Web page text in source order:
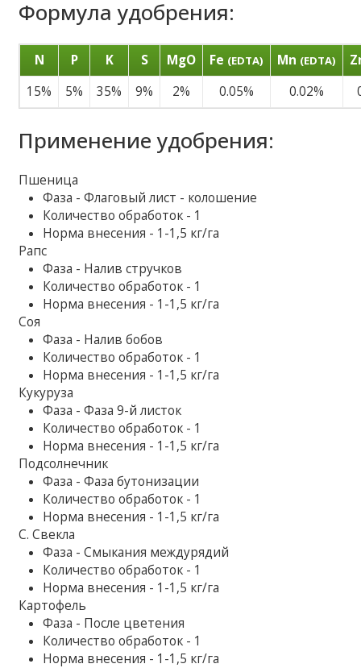
Формула удобрения:
N P K S MgO Fe (EDTA) Mn (EDTA)
15%
5% 35% 9% 2% 0.05% 0.02%
Применение удобрения:
Пшеница
Фаза - Флаговый лист - колошение
Количество обработок - 1
Норма внесения - 1-1,5 кг/га
Рапс
Фаза - Налив стручков
Количество обработок - 1
Норма внесения - 1-1,5 кг/га
Соя
Фаза - Налив бобов
Количество обработок - 1
Норма внесения - 1-1,5 кг/га
Кукуруза
Фаза - Фаза 9-й листок
Количество обработок - 1
Норма внесения - 1-1,5 кг/га
Подсолнечник
Фаза - Фаза бутонизации
Количество обработок - 1
Норма внесения - 1-1,5 кг/га
С. Свекла
Фаза - Смыкания междурядий
Количество обработок - 1
Норма внесения - 1-1,5 кг/га
Картофель
Фаза - После цветения
Количество обработок - 1
Норма внесения - 1-1,5 кг/га